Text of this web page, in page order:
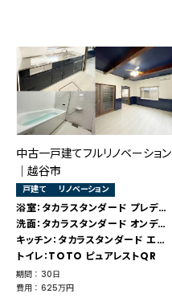
中古一戸建てフルリノベーション
｜越谷市
戸建て リノベーション
浴室：タカラスタンダード プレデンシア
洗面：タカラスタンダード オンディーヌ
キッチン：タカラスタンダード エーデル
トイレ：TOTO ピュアレストQR
期間 ： 30日
費用 ： 625万円